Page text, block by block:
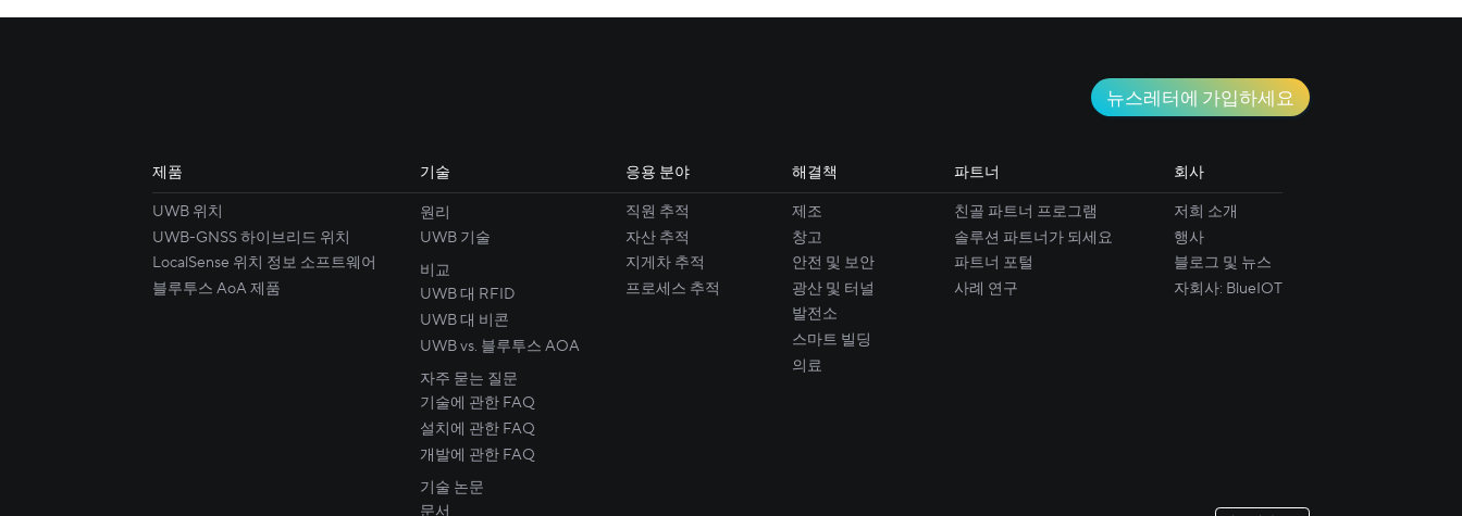
뉴스레터에 가입하세요
제품
UWB 위치
UWB-GNSS 하이브리드 위치
LocalSense 위치 정보 소프트웨어
블루투스 AoA 제품
기술
원리
UWB 기술
비교
UWB 대 RFID
UWB 대 비콘
UWB vs. 블루투스 AOA
자주 묻는 질문
기술에 관한 FAQ
설치에 관한 FAQ
개발에 관한 FAQ
기술 논문
문서
응용 분야
직원 추적
자산 추적
지게차 추적
프로세스 추적
해결책
제조
창고
안전 및 보안
광산 및 터널
발전소
스마트 빌딩
의료
파트너
친골 파트너 프로그램
솔루션 파트너가 되세요
파트너 포털
사례 연구
회사
저희 소개
행사
블로그 및 뉴스
자회사: BlueIOT